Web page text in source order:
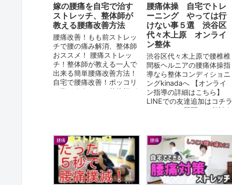
嫁の腰痛を自宅で治す
ストレッチ、整体師が
教える腰痛改善方法
腰痛改善！もも前ストレッ
チで腰の痛み解消、整体師
おススメ！ 腰痛ストレッ
チ！整体師が教える一人で
出来る簡単腰痛改善方法！
自宅で腰痛改善！ポッコリ
お腹さようなら！整体師が
腰痛体操 自宅でトレ
ーニング やっては行
けない事５選 渋谷区
代々木上原 オンライ
ン整体
渋谷区代々木上原で腰椎椎
間板ヘルニアの腰痛体操指
導なら整体コンディショニ
ングkinadaへ 【オンライ
ン指導の詳細はこちら】
LINEでの友達追加はコチラ
から、↓ ご質問、ご相談あ
腰痛 腰痛